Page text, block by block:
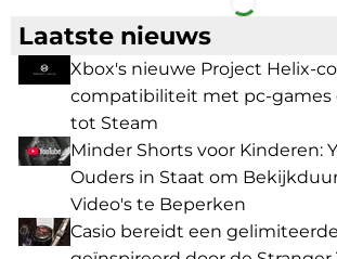
Laatste nieuws
Xbox's nieuwe Project Helix-
compatibiliteit met pc-games
tot Steam
Minder Shorts voor Kinderen:
Ouders in Staat om
Video's te Beperken
Casio bereidt een